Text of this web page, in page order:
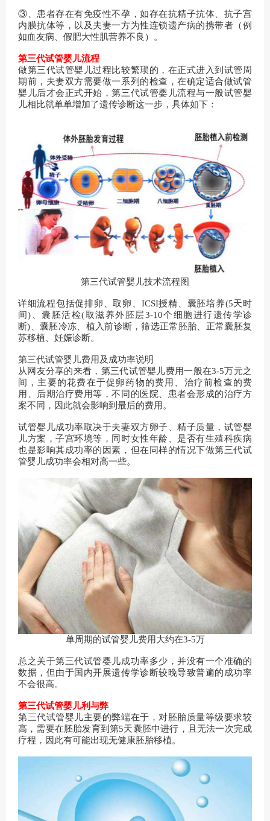
③、患者存在有免疫性不孕，如存在抗精子抗体、抗子宫
内膜抗体等，以及夫妻一方为性连锁遗产病的携带者（例
如血友病、假肥大性肌营养不良）。
第三代试管婴儿流程
做第三代试管婴儿过程比较繁琐的，在正式进入到试管周
期前，夫妻双方需要做一系列的检查，在确定适合做试管
婴儿后才会正式开始，第三代试管婴儿流程与一般试管婴
儿相比就单单增加了遗传诊断这一步，具体如下：
第三代试管婴儿技术流程图
详细流程包括促排卵、取卵、ICSI授精、囊胚培养(5天时
间)、囊胚活检(取滋养外胚层3-10个细胞进行遗传学诊
断)、囊胚冷冻、植入前诊断，筛选正常胚胎、正常囊胚复
苏移植、妊娠诊断。
第三代试管婴儿费用及成功率说明
从网友分享的来看，第三代试管婴儿费用一般在3-5万元之
间，主要的花费在于促卵药物的费用、治疗前检查的费
用、后期治疗费用等，不同的医院、患者会形成的治疗方
案不同，因此就会影响到最后的费用。
试管婴儿成功率取决于夫妻双方卵子、精子质量，试管婴
儿方案，子宫环境等，同时女性年龄、是否有生殖科疾病
也是影响其成功率的因素，但在同样的情况下做第三代试
管婴儿成功率会相对高一些。
单周期的试管婴儿费用大约在3-5万
总之关于第三代试管婴儿成功率多少，并没有一个准确的
数据，但由于国内开展遗传学诊断较晚导致普遍的成功率
不会很高。
第三代试管婴儿利与弊
第三代试管婴儿主要的弊端在于，对胚胎质量等级要求较
高，需要在胚胎发育到第5天囊胚中进行，且无法一次完成
疗程，因此有可能出现无健康胚胎移植。